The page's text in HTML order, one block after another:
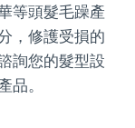
等頭髮毛躁產
，修護受損的
詢您的髮型設
。